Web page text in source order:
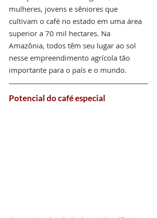
mulheres, jovens e sêniores que
cultivam o café no estado em uma área
superior a 70 mil hectares. Na
Amazônia, todos têm seu lugar ao sol
nesse empreendimento agrícola tão
importante para o país e o mundo.
Potencial do café especial